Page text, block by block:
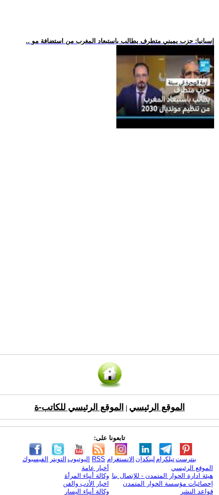
.. إسبانيا: حزب يميني متطرف يطالب باستبعاد المغرب من استضافة مو
الموقع الرئيسي الموقع الرئيسي للكاتب-ة
تابعونا على:
الفيسبوك التويتر اليوتيوب RSS الانستغرام لينكدإن تيلكرامبنترست
الموقع الرئيسي
هيئة ادارة الحوار المتمدن - للإتصال بنا
إحصائيات مؤسسة الحوار المتمدن
قواعد النشر
أخبار عامة
وكالة أنباء المرأة
اخبار الأدب والفن
وكالة أنباء اليسار